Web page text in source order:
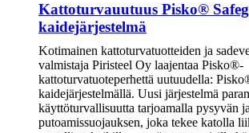
Kattoturvauutuus Pisko®
kaidejärjestelmä
Kotimainen kattoturvatuotteiden ja
valmistaja Piristeel Oy laajentaa Pisko®-
kattoturvatuoteperhettä uutuudella:
kaidejärjestelmällä. Uusi järjestelmä
käyttöturvallisuutta tarjoamalla pysyvän
putoamissuojauksen, joka tekee katolla